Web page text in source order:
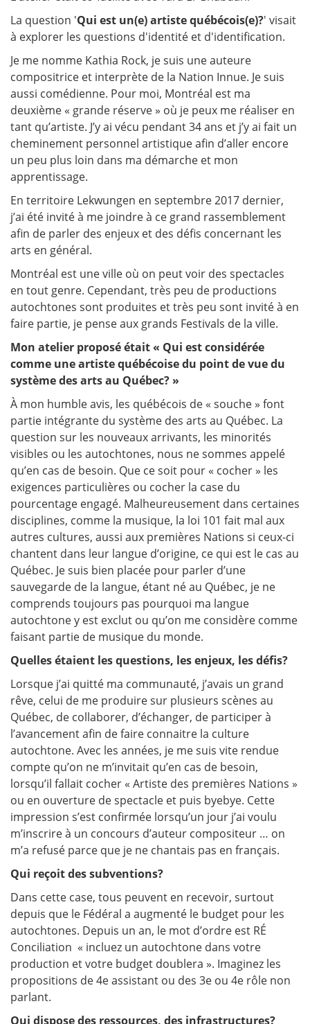
La question 'Qui est un(e) artiste québécois(e)?' visait
à explorer les questions d'identité et d'identification.
Je me nomme Kathia Rock, je suis une auteure
compositrice et interprète de la Nation Innue. Je suis
aussi comédienne. Pour moi, Montréal est ma
deuxième « grande réserve » où je peux me réaliser en
tant qu’artiste. J’y ai vécu pendant 34 ans et j’y ai fait un
cheminement personnel artistique afin d’aller encore
un peu plus loin dans ma démarche et mon
apprentissage.
En territoire Lekwungen en septembre 2017 dernier,
j’ai été invité à me joindre à ce grand rassemblement
afin de parler des enjeux et des défis concernant les
arts en général.
Montréal est une ville où on peut voir des spectacles
en tout genre. Cependant, très peu de productions
autochtones sont produites et très peu sont invité à en
faire partie, je pense aux grands Festivals de la ville.
Mon atelier proposé était « Qui est considérée
comme une artiste québécoise du point de vue du
système des arts au Québec? »
À mon humble avis, les québécois de « souche » font
partie intégrante du système des arts au Québec. La
question sur les nouveaux arrivants, les minorités
visibles ou les autochtones, nous ne sommes appelé
qu’en cas de besoin. Que ce soit pour « cocher » les
exigences particulières ou cocher la case du
pourcentage engagé. Malheureusement dans certaines
disciplines, comme la musique, la loi 101 fait mal aux
autres cultures, aussi aux premières Nations si ceux-ci
chantent dans leur langue d’origine, ce qui est le cas au
Québec. Je suis bien placée pour parler d’une
sauvegarde de la langue, étant né au Québec, je ne
comprends toujours pas pourquoi ma langue
autochtone y est exclut ou qu’on me considère comme
faisant partie de musique du monde.
Quelles étaient les questions, les enjeux, les défis?
Lorsque j’ai quitté ma communauté, j’avais un grand
rêve, celui de me produire sur plusieurs scènes au
Québec, de collaborer, d’échanger, de participer à
l’avancement afin de faire connaitre la culture
autochtone. Avec les années, je me suis vite rendue
compte qu’on ne m’invitait qu’en cas de besoin,
lorsqu’il fallait cocher « Artiste des premières Nations »
ou en ouverture de spectacle et puis byebye. Cette
impression s’est confirmée lorsqu’un jour j’ai voulu
m’inscrire à un concours d’auteur compositeur … on
m’a refusé parce que je ne chantais pas en français.
Qui reçoit des subventions?
Dans cette case, tous peuvent en recevoir, surtout
depuis que le Fédéral a augmenté le budget pour les
autochtones. Depuis un an, le mot d’ordre est RÉ
Conciliation « incluez un autochtone dans votre
production et votre budget doublera ». Imaginez les
propositions de 4e assistant ou des 3e ou 4e rôle non
parlant.
Qui dispose des ressources, des infrastructures?